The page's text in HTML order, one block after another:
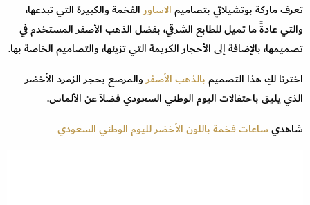
تعرف ماركة بوتشيلاتي بتصاميمالاساورالفخمة والكبيرة التي تبدعها،
والتي عادةً ما تميل للطابع الشرقي، بفضل الذهب الأصفر المستخدم في
تصميمها، بالإضافة إلى الأحجار الكريمة التي تزينها، والتصاميم الخاصة بها.
اخترنا لكِ هذا التصميمبالذهب الأصفروالمرصع بحجر الزمرد الأخضر
الذي يليق باحتفالات اليوم الوطني السعودي فضلاً عن الألماس.
شاهديساعات فخمة باللون الأخضر لليوم الوطني السعودي